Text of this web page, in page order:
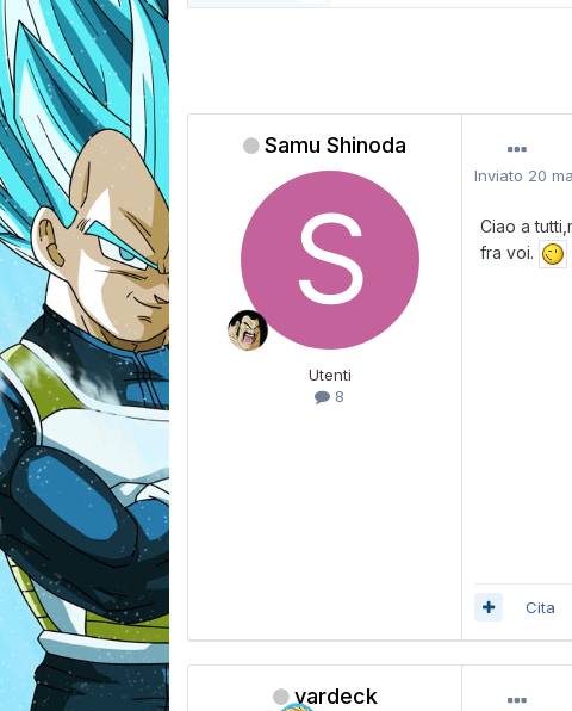
Samu Shinoda
Utenti
8
Inviato 20
Ciao a
fra voi.
Cita
vardeck